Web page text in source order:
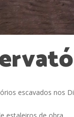
escavados nos